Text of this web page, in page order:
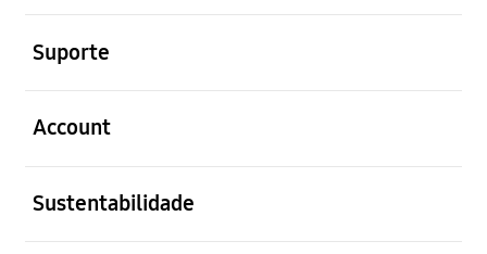
Suporte
Account
Sustentabilidade